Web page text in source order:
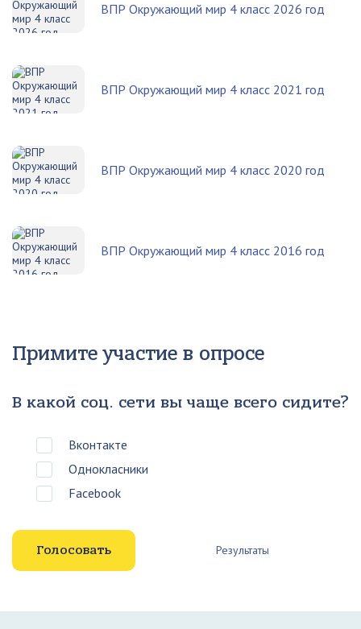
ВПР Окружающий мир 4 класс 2026 год
ВПР Окружающий мир 4 класс 2021 год
ВПР Окружающий мир 4 класс 2020 год
ВПР Окружающий мир 4 класс 2016 год
Примите участие в опросе
В какой соц. сети вы чаще всего сидите?
Вконтакте
Однокласники
Facebook
Результаты